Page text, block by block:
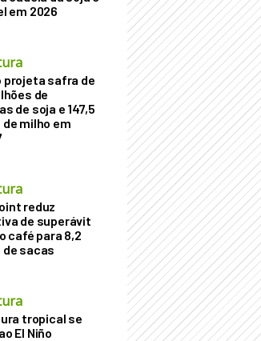
em 2026
projeta safra de
de
de soja e 147,5
milho em
reduz
de superávit
café para 8,2
sacas
tropical se
El Niño